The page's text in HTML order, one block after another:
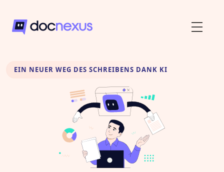
EIN NEUER WEG DES SCHREIBENS DANK KI